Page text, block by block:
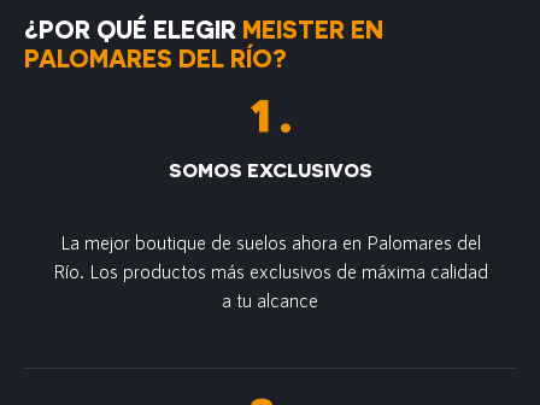
¿POR QUÉ ELEGIR MEISTER EN
PALOMARES DEL RÍO?
SOMOS EXCLUSIVOS
La mejor boutique de suelos ahora en Palomares del
Río. Los productos más exclusivos de máxima calidad
a tu alcance